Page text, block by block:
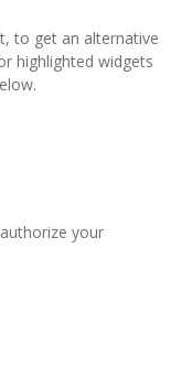
to get an alternative
highlighted widgets
your